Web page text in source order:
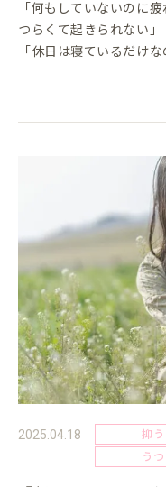
「何もしていないのに
つらくて起きられない」
「休日は寝ているだけ
近、何をしても楽しく
2025.04.18 抑
う